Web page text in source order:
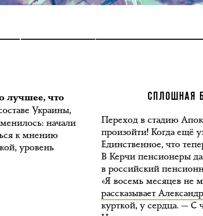
лучшее, что
Украины,
начали
к мнению
уровень
СПЛОШНАЯ
Переход в стадию
произойти! Когда ещё
Единственное, что
В Керчи пенсионеры
в российский
«Я восемь месяцев не
рассказывает Александр
курткой, у сердца. — С